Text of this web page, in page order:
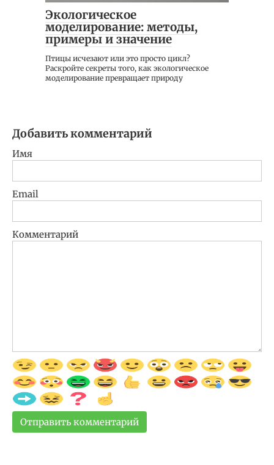
Экологическое
моделирование: методы,
примеры и значение
Птицы исчезают или это просто цикл?
Раскройте секреты того, как экологическое
моделирование превращает природу
Добавить комментарий
Имя
Email
Комментарий